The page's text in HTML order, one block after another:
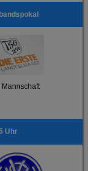
Mannschaft
Uhr